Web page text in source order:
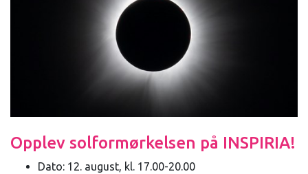
Opplev solformørkelsen på INSPIRIA!
Dato: 12. august, kl. 17.00-20.00